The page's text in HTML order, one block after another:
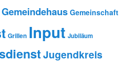
Gemeindehaus Gemeinschaft
Grillen Input Jubiläum
Jugendkreis